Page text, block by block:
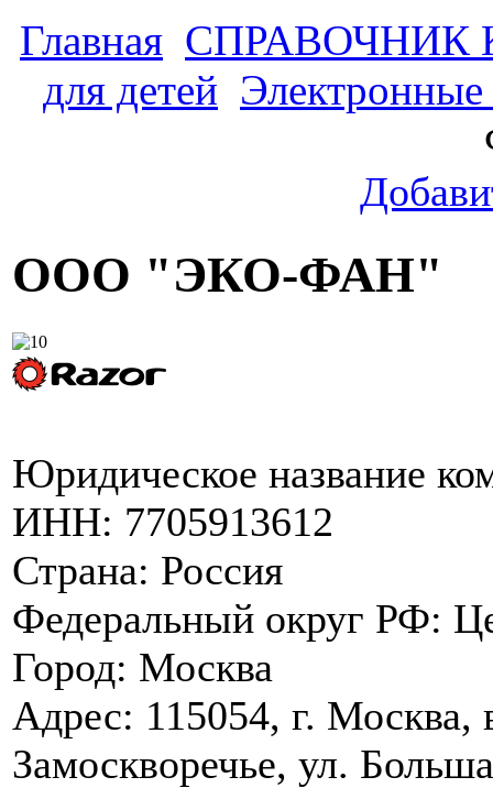
Главная
для детей
ООО "ЭКО-ФАН"
Юридическое название
ИНН: 7705913612
Страна: Россия
Федеральный округ РФ:
Город: Москва
Адрес: 115054, г. Москва,
Замоскворечье, ул.